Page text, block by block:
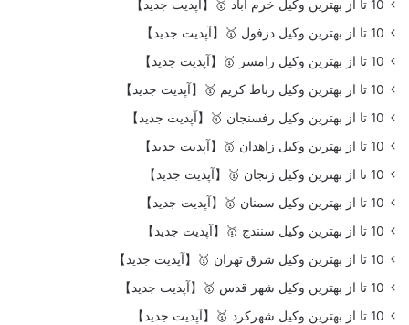
10 تا از بهترین وکیل خرم آباد 🥇【آپدیت جدید】
10 تا از بهترین وکیل دزفول 🥇【آپدیت جدید】
10 تا از بهترین وکیل رامسر 🥇【آپدیت جدید】
10 تا از بهترین وکیل رباط کریم 🥇【آپدیت جدید】
10 تا از بهترین وکیل رفسنجان 🥇【آپدیت جدید】
10 تا از بهترین وکیل زاهدان 🥇【آپدیت جدید】
10 تا از بهترین وکیل زنجان 🥇【آپدیت جدید】
10 تا از بهترین وکیل سمنان 🥇【آپدیت جدید】
10 تا از بهترین وکیل سنندج 🥇【آپدیت جدید】
10 تا از بهترین وکیل شرق تهران 🥇【آپدیت جدید】
10 تا از بهترین وکیل شهر قدس 🥇【آپدیت جدید】
10 تا از بهترین وکیل شهرکرد 🥇【آپدیت جدید】